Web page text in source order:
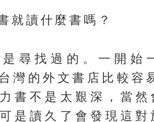
就讀什麼書嗎？
是尋找過的。一開始
灣的外文書店比較容
書不是太艱深，當
是讀久了會發現這